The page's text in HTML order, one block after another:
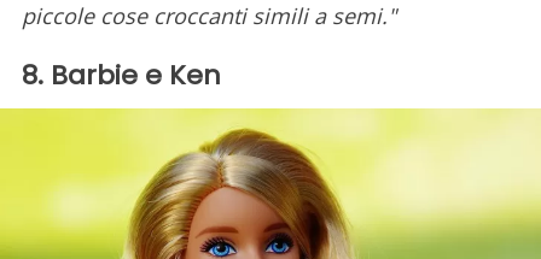
piccole cose croccanti simili a semi."
8. Barbie e Ken